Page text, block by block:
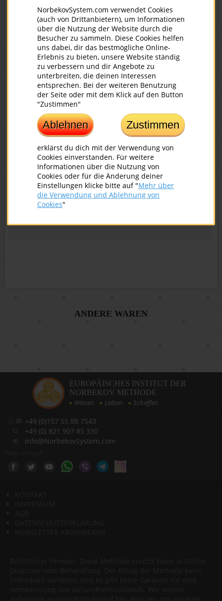
NorbekovSystem.com verwendet Cookies
(auch von Drittanbietern), um Informationen
über die Nutzung der Website durch die
Besucher zu sammeln. Diese Cookies helfen
uns dabei, dir das bestmögliche Online-
Erlebnis zu bieten, unsere Website ständig
zu verbessern und dir Angebote zu
unterbreiten, die deinen Interessen
entsprechen. Bei der weiteren Benutzung
der Seite oder mit dem Klick auf den Button
"Zustimmen"
Ablehnen Zustimmen
erklärst du dich mit der Verwendung von
Cookies einverstanden. Für weitere
Informationen über die Nutzung von
Cookies oder für die Änderung deiner
Einstellungen klicke bitte auf "Mehr über
die Verwendung und Ablehnung von
Cookies"
zuzuhören und werden zweifellos erkennen, das alles in
Ihren Händen liegt.
Alle Techniken, die in diesem Kurs verwendet werden,
waren jahrhundertelang nur einem engen Kreis zugänglich.
Der wichtigste Aspekt, auf den die speziellen Übungen
ausgerichtet sind, ist die Entwicklung der Harmonie und der
übersinnlichen Wahrnehmung des Menschen. Fernöstliche
Meister haben durch diese Übungen nicht nur die Ereignisse
ihres eigenen Lebens geformt und gesteuert, sie haben auch
anderen Menschen geholfen – und zwar nicht nur mit
Ratschlägen.
Sie können diesen interaktiven Kurs bei uns bestellen.
4000€ Bestellen
ANDERE WAREN
EUROPÄISCHES INSTITUT DER
NORBEKOV METHODE
Wissen Lieben Schaffen
+49 (0)157 55 88 7543
+49 (0) 821 907 85 330
info@NorbekovSystem.com